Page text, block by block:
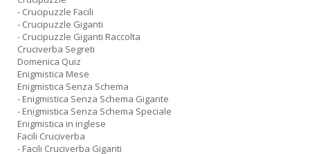
- Crucipuzzle Facili
- Crucipuzzle Giganti
- Crucipuzzle Giganti Raccolta
Cruciverba Segreti
Domenica Quiz
Enigmistica Mese
Enigmistica Senza Schema
- Enigmistica Senza Schema Gigante
- Enigmistica Senza Schema Speciale
Enigmistica in inglese
Facili Cruciverba
- Facili Cruciverba Giganti